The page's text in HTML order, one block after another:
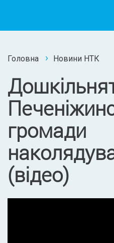
Головна Новини НТК
громади
(відео)